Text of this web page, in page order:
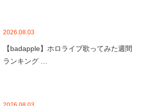
2026.08.03
【badapple】ホロライブ歌ってみた週間
ランキング …